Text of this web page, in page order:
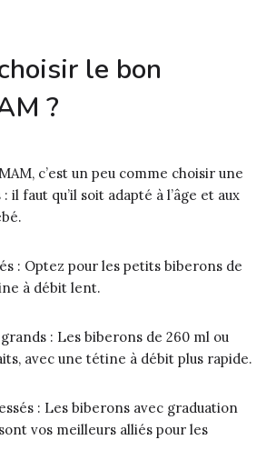
le bon
?
MAM, c’est un peu comme choisir une
il faut qu’il soit adapté à l’âge et aux
: Optez pour les petits biberons de
à débit lent.
: Les biberons de 260 ml ou
avec une tétine à débit plus rapide.
: Les biberons avec graduation
vos meilleurs alliés pour les